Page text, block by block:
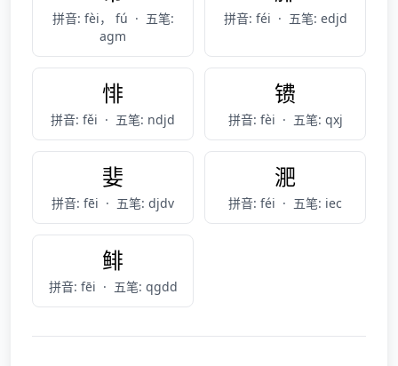
拼音: fèi， fú · 五笔:
agm
拼音: féi · 五笔: edjd
悱
拼音: fěi · 五笔: ndjd
镄
拼音: fèi · 五笔: qxj
婓
拼音: fēi · 五笔: djdv
淝
拼音: féi · 五笔: iec
鲱
拼音: fēi · 五笔: qgdd